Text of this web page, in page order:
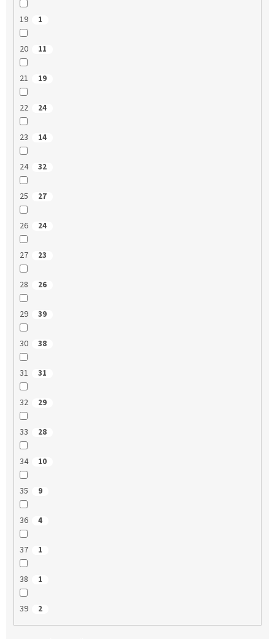
19 1
20 11
21 19
22 24
23 14
24 32
25 27
26 24
27 23
28 26
29 39
30 38
31 31
32 29
33 28
34 10
35 9
36 4
37 1
38 1
39 2